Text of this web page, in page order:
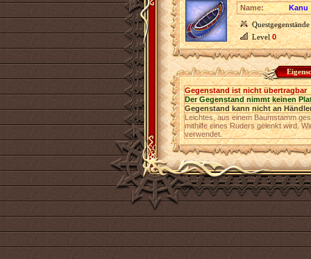
Name:
Kanu
Questgegenstände
Level0
Gegenstand ist nicht übertragbar
Der Gegenstand nimmt keinen
Gegenstand kann nicht an
Leichtes, aus einem Baumstamm
mithilfe eines Ruders gelenkt wird.
verwendet.